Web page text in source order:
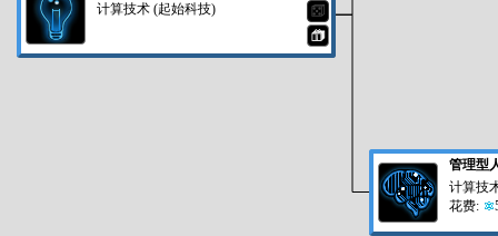
管理型
计算技
花费:
计算技术 (起始科技)
⚄
🎁